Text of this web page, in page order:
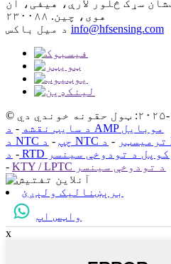
سړک څلور لارې، هیفی، ان
هوی، چین. ۲۳۰۰۸۸
د میل باکس info@hfsensing.com
د سایټ نقشه -
د AMP موبایل
د NTC چپ - د NTC ترمیسټر -
-
د تودوخې سینسر
-
KTY / LPTC د تودوخې سینسر
برېښنالیک ولېږئ
واټس اپ
x